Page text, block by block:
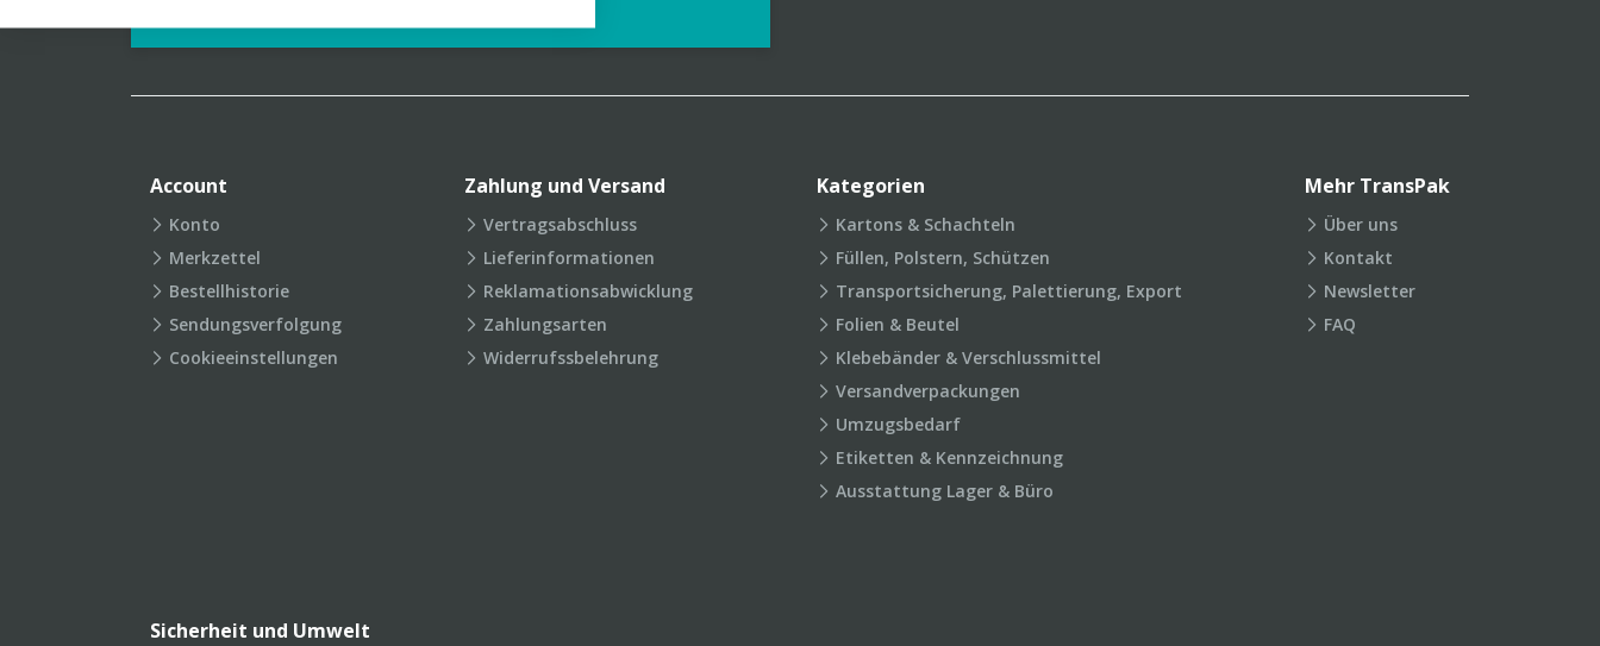
Account
Konto
Merkzettel
Bestellhistorie
Sendungsverfolgung
Cookieeinstellungen
Zahlung und Versand
Vertragsabschluss
Lieferinformationen
Reklamationsabwicklung
Zahlungsarten
Widerrufssbelehrung
Kategorien
Kartons & Schachteln
Füllen, Polstern, Schützen
Transportsicherung, Palettierung, Export
Folien & Beutel
Klebebänder & Verschlussmittel
Versandverpackungen
Umzugsbedarf
Etiketten & Kennzeichnung
Ausstattung Lager & Büro
Mehr TransPak
Über uns
Kontakt
Newsletter
FAQ
Sicherheit und Umwelt